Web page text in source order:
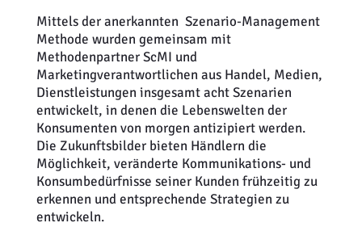
Mittels der anerkannten Szenario-Management
Methode wurden gemeinsam mit
Methodenpartner ScMI und
Marketingverantwortlichen aus Handel, Medien,
Dienstleistungen insgesamt acht Szenarien
entwickelt, in denen die Lebenswelten der
Konsumenten von morgen antizipiert werden.
Die Zukunftsbilder bieten Händlern die
Möglichkeit, veränderte Kommunikations- und
Konsumbedürfnisse seiner Kunden frühzeitig zu
erkennen und entsprechende Strategien zu
entwickeln.